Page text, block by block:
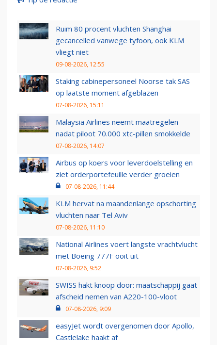
Ruim 80 procent vluchten Shanghai
gecancelled vanwege tyfoon, ook KLM
vliegt niet
09-08-2026, 12:55
Staking cabinepersoneel Noorse tak SAS
op laatste moment afgeblazen
07-08-2026, 15:11
Malaysia Airlines neemt maatregelen
nadat piloot 70.000 xtc-pillen smokkelde
07-08-2026, 14:07
Airbus op koers voor leverdoelstelling en
ziet orderportefeuille verder groeien
07-08-2026, 11:44
KLM hervat na maandenlange opschorting
vluchten naar Tel Aviv
07-08-2026, 11:10
National Airlines voert langste vrachtvlucht
met Boeing 777F ooit uit
07-08-2026, 9:52
SWISS hakt knoop door: maatschappij gaat
afscheid nemen van A220-100-vloot
07-08-2026, 9:09
easyJet wordt overgenomen door Apollo,
Castlelake haakt af